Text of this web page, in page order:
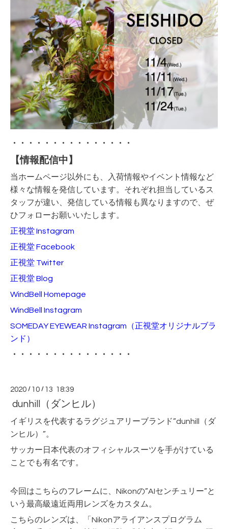
・・・・・・・・・・・・・・・
【情報配信中】
当ホームページ以外にも、入荷情報やイベント情報など
様々な情報を発信しています。それぞれ担当しているス
タッフが違い、発信している情報も異なりますので、ぜ
ひフォローお願いいたします。
正視堂 Instagram
正視堂 Facebook
正視堂 Twitter
正視堂 Blog
WindBell Homepage
WindBell Instagram
SOMEDAY EYEWEAR Instagram （正視堂オリジナルブラ
ンド）
・・・・・・・・・・・・・・・
2020 / 10 / 13 18:39
dunhill（ダンヒル）
イギリスを代表するラグジュアリーブランド”dunhill（ダ
ンヒル）”。
サッカー日本代表のオフィシャルスーツを手がけている
ことでも有名です。
今回はこちらのフレームに、Nikonの”AIセンチュリー”と
いう最高級遠近両用レンズをカスタム。
こちらのレンズは、「Nikonアライアンスプログラム